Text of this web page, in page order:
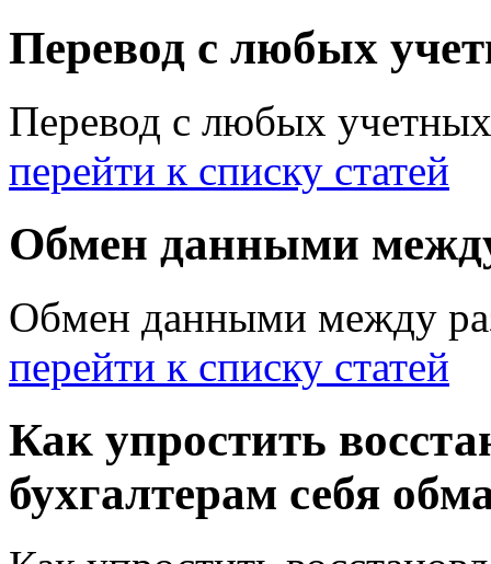
Перевод с любых
Перевод с любых
перейти к списку статей
Обмен данными
Обмен данными между
перейти к списку статей
Как упростить
бухгалтерам себя